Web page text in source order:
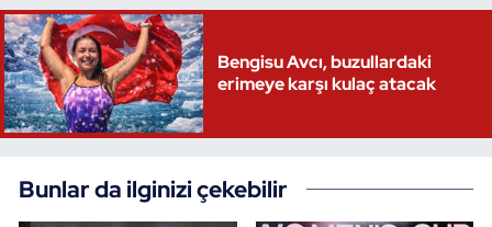
Bengisu Avcı, buzullardaki
erimeye karşı kulaç atacak
Bunlar da ilginizi çekebilir